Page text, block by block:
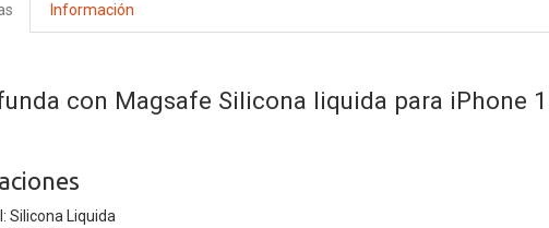
Información
con Magsafe Silicona liquida para iPhone
Silicona Liquida